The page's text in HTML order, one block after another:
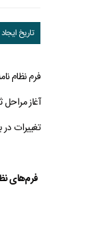
تاریخ ایجاد در
فرم نظام
آغاز
تغييرات
فرم‌های